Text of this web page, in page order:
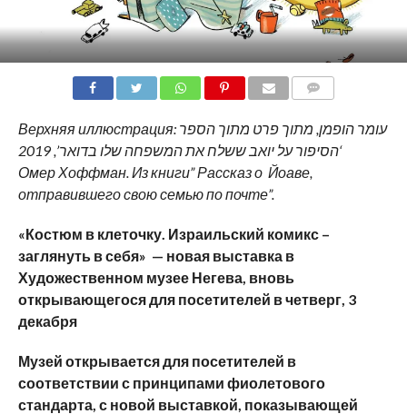
Верхняя иллюстрация: עומר הופמן, מתוך פרט מתוך הספר
‘הסיפור על יואב ששלח את המשפחה שלו בדואר’, 2019
Омер Хоффман. Из книги” Рассказ о Йоаве,
отправившего свою семью по почте”.
«Костюм в клеточку. Израильский комикс –
заглянуть в себя» — новая выставка в
Художественном музее Негева, вновь
открывающегося для посетителей в четверг, 3
декабря
Музей открывается для посетителей в
соответствии с принципами фиолетового
стандарта, с новой выставкой, показывающей